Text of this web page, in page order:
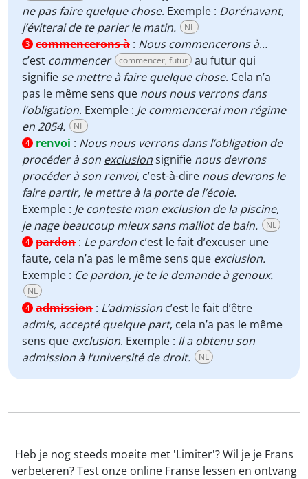
ne pas faire quelque chose. Exemple : Dorénavant,
j’éviterai de te parler le matin.
NL
3 commencerons à : Nous commencerons à…
c’est commencer commencer, futur au futur qui
signifie se mettre à faire quelque chose. Cela n’a
pas le même sens que nous nous verrons dans
l’obligation. Exemple : Je commencerai mon régime
en 2054.
NL
4 renvoi : Nous nous verrons dans l’obligation de
procéder à son exclusionsignifie nous devrons
procéder à son renvoi, c’est-à-dire nous devrons le
faire partir, le mettre à la porte de l’école.
Exemple : Je conteste mon exclusion de la piscine,
je nage beaucoup mieux sans maillot de bain.
NL
4 pardon : Le pardon c’est le fait d’excuser une
faute, cela n’a pas le même sens que exclusion.
Exemple : Ce pardon, je te le demande à genoux.
NL
4 admission : L’admission c’est le fait d’être
admis, accepté quelque part, cela n’a pas le même
sens que exclusion. Exemple : Il a obtenu son
admission à l’université de droit.
NL
Heb je nog steeds moeite met 'Limiter'? Wil je je Frans
verbeteren? Test onze online Franse lessen en ontvang